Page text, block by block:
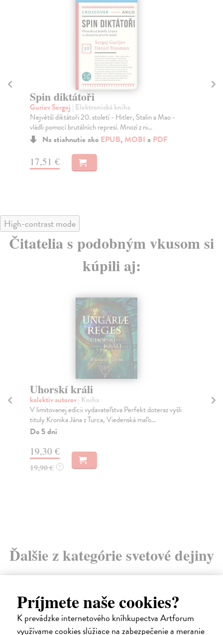
Príjmete naše cookies?
K prevádzke internetového kníhkupectva Artforum
využívame cookies slúžiace na zabezpečenie a meranie
Spin diktátoři
Guriev Sergej | Elektronická kniha
Největší diktátoři 20. století - Hitler, Stalin a Mao -
vládli pomocí brutálních represí. Mnozí z ni...
Na stiahnutie ako EPUB,MOBI a PDF
17,51 €
High-contrast mode
Čitatelia s podobným vkusom si
kúpili aj:
Uhorskí králi
kolektív autorov| Kniha
V limitovanej edícii vydavateľstva Perfekt doteraz vyšli
tituly Kronika Jána z Turca, Viedenská maľo...
Do 5 dní
19,30 €
19,90 € ?
Ďalšie z kategórie svetové dejiny
E-KNIHA